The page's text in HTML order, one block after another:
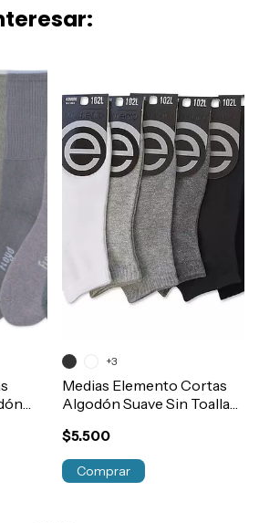
Medias Elemento Cortas
Algodón Suave Sin Toalla
$5.500
+3
Comprar